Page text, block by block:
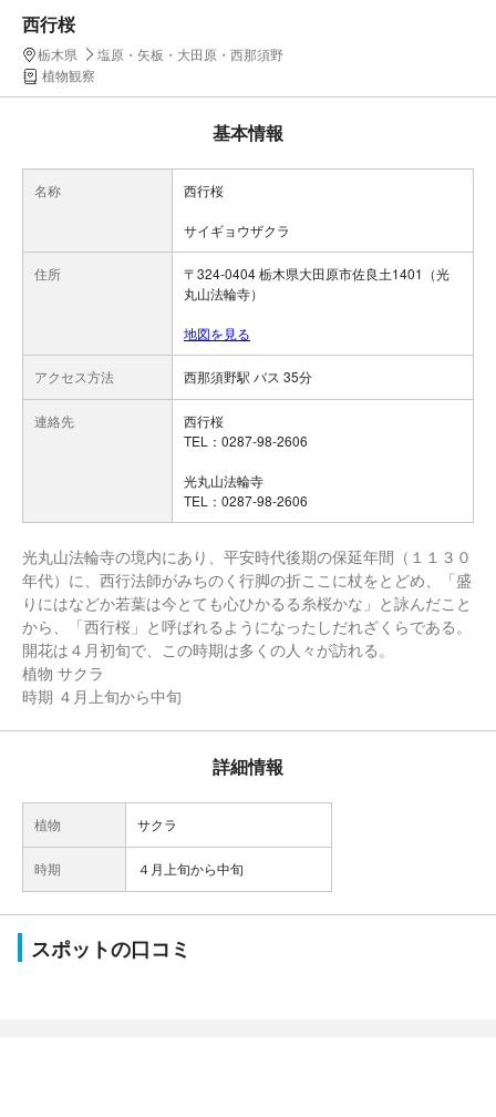
西行桜
栃木県
塩原・矢板・大田原・西那須野
植物観察
基本情報
名称 西行桜
サイギョウザクラ
住所
〒324-0404 栃木県大田原市佐良土1401（光
丸山法輪寺）
地図を見る
アクセス方法 西那須野駅 バス 35分
連絡先
西行桜
TEL：0287-98-2606
光丸山法輪寺
TEL：0287-98-2606
光丸山法輪寺の境内にあり、平安時代後期の保延年間（１１３０
年代）に、西行法師がみちのく行脚の折ここに杖をとどめ、「盛
りにはなどか若葉は今とても心ひかるる糸桜かな」と詠んだこと
から、「西行桜」と呼ばれるようになったしだれざくらである。
開花は４月初旬で、この時期は多くの人々が訪れる。
植物 サクラ
時期 ４月上旬から中旬
詳細情報
植物 サクラ
時期 ４月上旬から中旬
スポットの口コミ